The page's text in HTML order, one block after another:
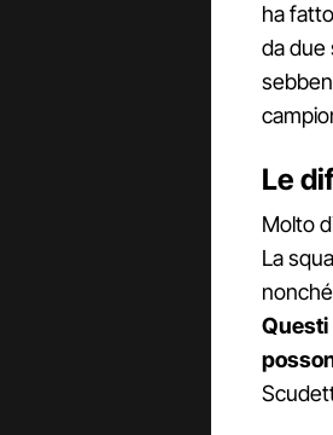
ha
da due
Le
Molto
La
Questi